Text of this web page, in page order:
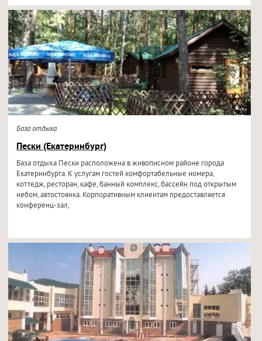
База отдыха
Пески (Екатеринбург)
База отдыха Пески расположена в живописном районе города
Екатеринбурга. К услугам гостей комфортабельные номера,
коттедж, ресторан, кафе, банный комплекс, бассейн под открытым
небом, автостоянка. Корпоративным клиентам предоставляется
конференц-зал,